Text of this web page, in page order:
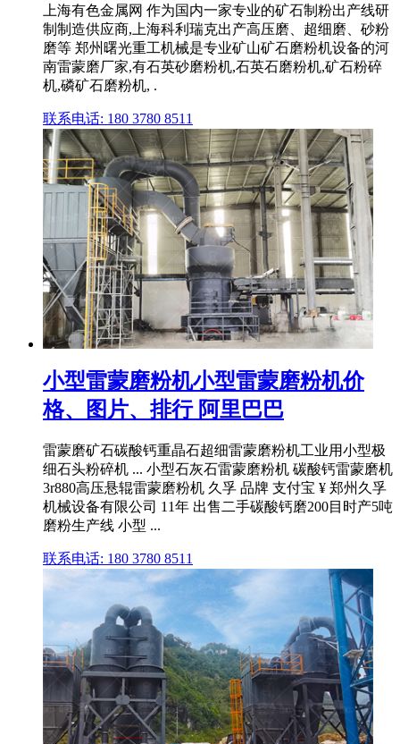
上海有色金属网 作为国内一家专业的矿石制粉出产线研
制制造供应商,上海科利瑞克出产高压磨、超细磨、砂粉
磨等 郑州曙光重工机械是专业矿山矿石磨粉机设备的河
南雷蒙磨厂家,有石英砂磨粉机,石英石磨粉机,矿石粉碎
机,磷矿石磨粉机, .
联系电话: 180 3780 8511
小型雷蒙磨粉机小型雷蒙磨粉机价
格、图片、排行 阿里巴巴
雷蒙磨矿石碳酸钙重晶石超细雷蒙磨粉机工业用小型极
细石头粉碎机 ... 小型石灰石雷蒙磨粉机 碳酸钙雷蒙磨机
3r880高压悬辊雷蒙磨粉机 久孚 品牌 支付宝 ¥ 郑州久孚
机械设备有限公司 11年 出售二手碳酸钙磨200目时产5吨
磨粉生产线 小型 ...
联系电话: 180 3780 8511